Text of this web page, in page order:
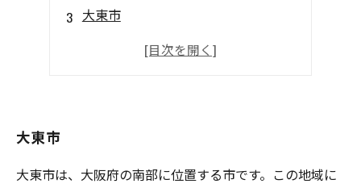
大東市
大東市
大東市は、大阪府の南部に位置する市です。この地域に